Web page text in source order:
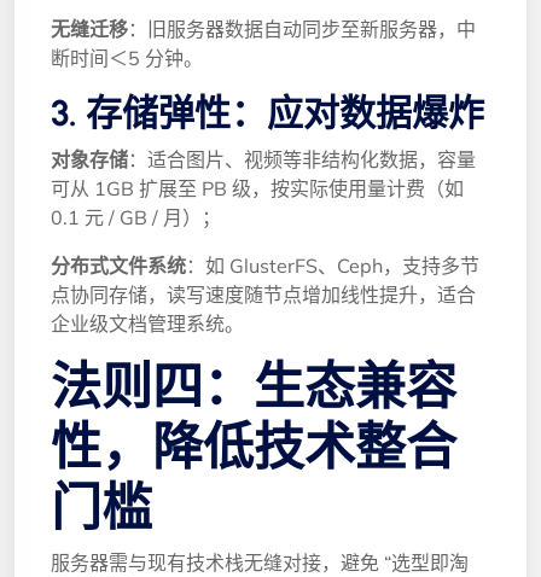
无缝迁移：旧服务器数据自动同步至新服务器，中
断时间＜5 分钟。
3. 存储弹性：应对数据爆炸
对象存储：适合图片、视频等非结构化数据，容量
可从 1GB 扩展至 PB 级，按实际使用量计费（如
0.1 元 / GB / 月）；
分布式文件系统：如 GlusterFS、Ceph，支持多节
点协同存储，读写速度随节点增加线性提升，适合
企业级文档管理系统。
法则四：生态兼容
性，降低技术整合
门槛
服务器需与现有技术栈无缝对接，避免 “选型即淘